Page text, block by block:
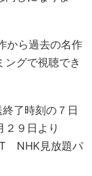
から過去の名作
ングで視聴でき
了時刻の７日
２９日より
NHK見放題パ